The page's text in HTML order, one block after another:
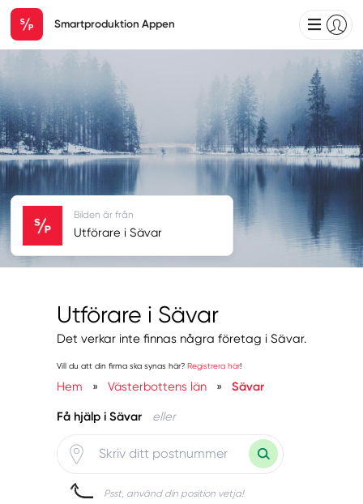
Smartproduktion Appen
Utförare i Sävar
Det verkar inte finnas några företag i Sävar.
Vill du att din firma ska synas här? Registrera här!
Hem » Västerbottens län » Sävar
Få hjälp i Sävar eller
Psst, använd din position vetja!
Bilden är från
Utförare i Sävar